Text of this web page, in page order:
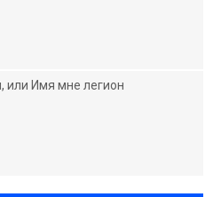
или Имя мне легион